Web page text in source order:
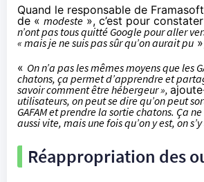
Quand le responsable de
de « modeste», c’est pour
n’ont pas tous quitté Google pour aller
« mais je ne suis pas sûr qu’on aurait pu
« On n’a pas les mêmes moyens que les
chatons, ça permet d’apprendre et
savoir comment être hébergeur »,
utilisateurs, on peut se dire qu’on peut
GAFAM et prendre la sortie chatons. Ça
aussi vite, mais une fois qu’on y est, on
Réappropriation des